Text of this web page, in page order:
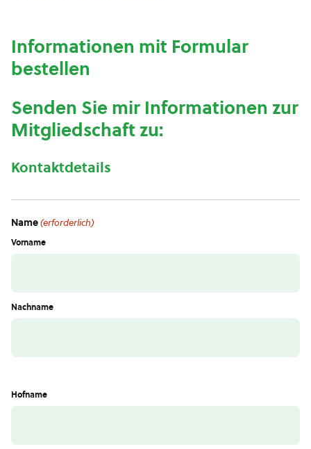
Informationen mit Formular
bestellen
Senden Sie mir Informationen zur
Mitgliedschaft zu:
Kontaktdetails
Name(erforderlich)
Vorname
Nachname
Hofname